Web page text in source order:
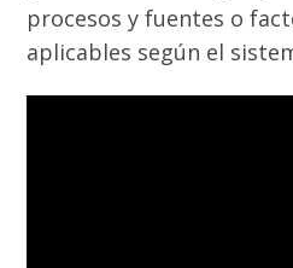
procesos y fuentes o
aplicables según el